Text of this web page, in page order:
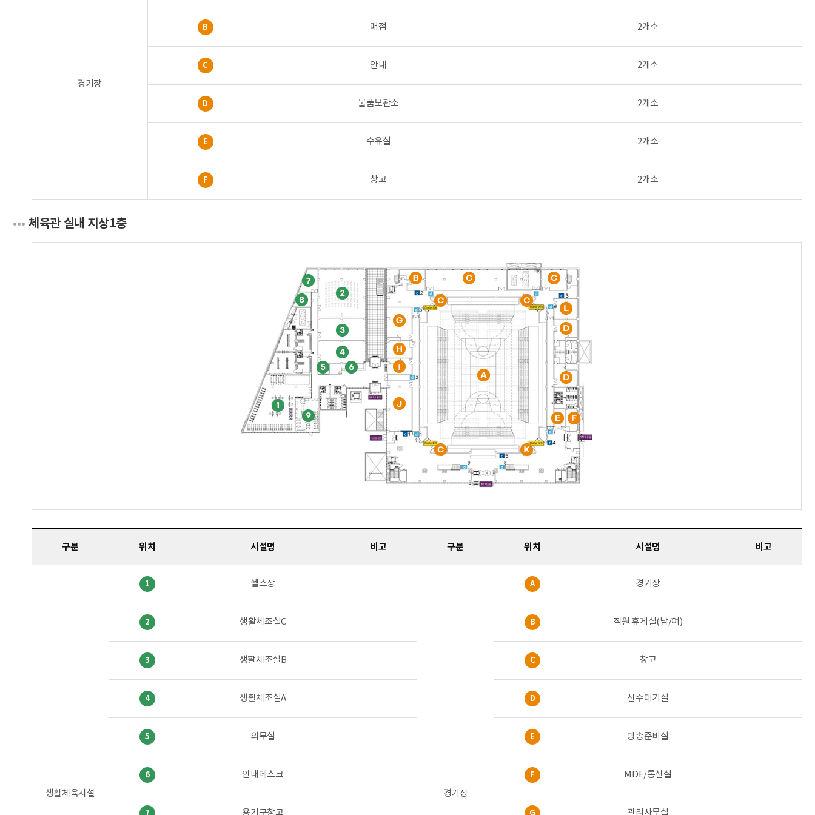
경기장
B 매점 2개소
C 안내 2개소
D 물품보관소 2개소
E 수유실 2개소
F 창고 2개소
체육관 실내 지상1층
구분 위치 시설명 비고 구분 위치 시설명 비고
생활체육시설
1 헬스장
경기장
A 경기장
2 생활체조실C B 직원 휴게실(남/여)
3 생활체조실B C 창고
4 생활체조실A D 선수대기실
5 의무실 E 방송준비실
6 안내데스크 F MDF/통신실
용기구창고 관리사무실